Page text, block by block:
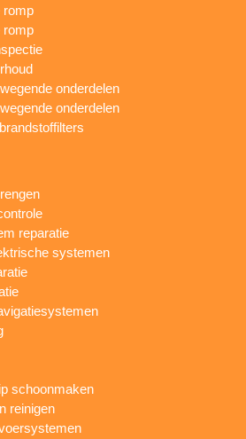
romp
romp
onderdelen
onderdelen
reparatie
systemen
schoonmaken
reinigen